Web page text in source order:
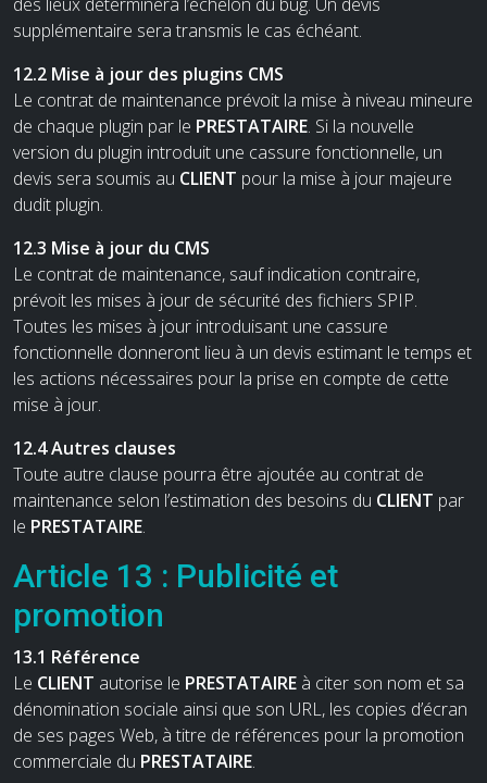
supplémentaire sera transmis le cas échéant.
12.2 Mise à jour des plugins CMS
Le contrat de maintenance prévoit la mise à niveau mineure
de chaque plugin par le PRESTATAIRE. Si la nouvelle
version du plugin introduit une cassure fonctionnelle, un
devis sera soumis au CLIENT pour la mise à jour majeure
dudit plugin.
12.3 Mise à jour du CMS
Le contrat de maintenance, sauf indication contraire,
prévoit les mises à jour de sécurité des fichiers SPIP.
Toutes les mises à jour introduisant une cassure
fonctionnelle donneront lieu à un devis estimant le temps et
les actions nécessaires pour la prise en compte de cette
mise à jour.
12.4 Autres clauses
Toute autre clause pourra être ajoutée au contrat de
maintenance selon l’estimation des besoins du CLIENT par
le PRESTATAIRE.
Article 13 : Publicité et
promotion
13.1 Référence
Le CLIENT autorise le PRESTATAIRE à citer son nom et sa
dénomination sociale ainsi que son URL, les copies d’écran
de ses pages Web, à titre de références pour la promotion
commerciale du PRESTATAIRE.